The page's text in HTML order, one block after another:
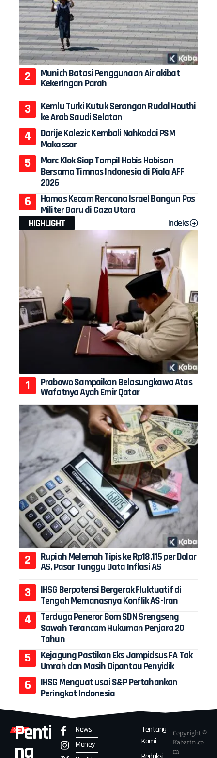
Munich Batasi Penggunaan Air akibat
Kekeringan Parah
Kemlu Turki Kutuk Serangan Rudal Houthi
ke Arab Saudi Selatan
Darije Kalezic Kembali Nahkodai PSM
Makassar
Marc Klok Siap Tampil Habis Habisan
Bersama Timnas Indonesia di Piala AFF
2026
Hamas Kecam Rencana Israel Bangun Pos
Militer Baru di Gaza Utara
HIGHLIGHT
Indeks
Prabowo Sampaikan Belasungkawa Atas
Wafatnya Ayah Emir Qatar
Rupiah Melemah Tipis ke Rp18.115 per Dolar
AS, Pasar Tunggu Data Inflasi AS
IHSG Berpotensi Bergerak Fluktuatif di
Tengah Memanasnya Konflik AS-Iran
Terduga Peneror Bom SDN Srengseng
Sawah Terancam Hukuman Penjara 20
Tahun
Kejagung Pastikan Eks Jampidsus FA Tak
Umrah dan Masih Dipantau Penyidik
IHSG Menguat usai S&P Pertahankan
Peringkat Indonesia
Penti
ng
News
Money
Tentang
Kami
Copyright ©
Kabarin.co
m